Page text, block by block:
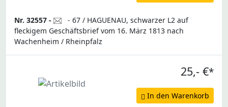
Nr. 32557 -
- 67 / HAGUENAU, schwarzer L2 auf
fleckigem Geschäftsbrief vom 16. März 1813 nach
Wachenheim / Rheinpfalz
25,- €*
In den Warenkorb